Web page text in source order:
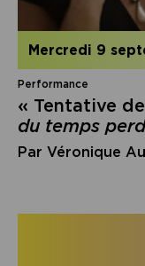
mercredi 9
Performance
« Tentative
du temps
Par Véronique